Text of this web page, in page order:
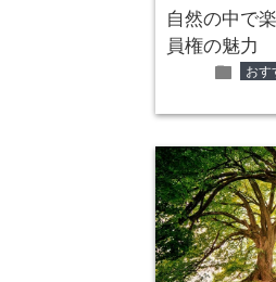
自然の中で
員権の魅力
folder おす